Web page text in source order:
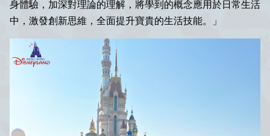
身體驗，加深對理論的理解，將學到的概念應用於日常生活
中，激發創新思維，全面提升寶貴的生活技能。」